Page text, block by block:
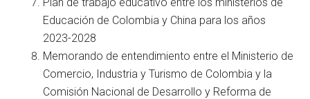
Educación de Colombia y China para los años
2023-2028
Memorando de entendimiento entre el Ministerio de
Comercio, Industria y Turismo de Colombia y la
Comisión Nacional de Desarrollo y Reforma de